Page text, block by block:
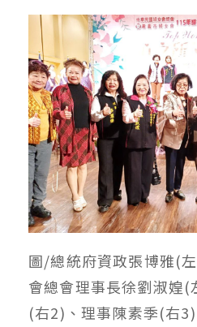
圖/總統府資政張博雅(
會總會理事長徐劉淑媓
(右2)、理事陳素季(右